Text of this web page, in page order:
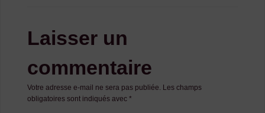
Laisser un
commentaire
Votre adresse e-mail ne sera pas publiée. Les champs
obligatoires sont indiqués avec *